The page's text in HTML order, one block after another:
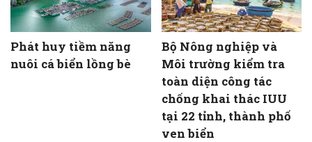
Phát huy tiềm năng
nuôi cá biển lồng bè
Bộ Nông nghiệp và
Môi trường kiểm tra
toàn diện công tác
chống khai thác IUU
tại 22 tỉnh, thành phố
ven biển